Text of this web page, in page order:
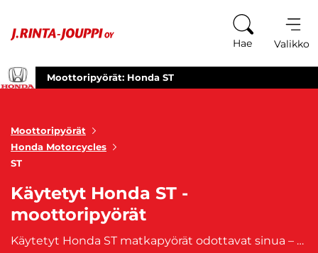
Hae Valikko
Moottoripyörät: Honda ST
Moottoripyörät
Honda Motorcycles
ST
Käytetyt Honda ST -
moottoripyörät
Käytetyt Honda ST matkapyörät odottavat sinua – tehokasta suorituskykyä ja mukavuutta pitkille matkoille. ST-sarja on suunniteltu tarjoamaan moottoripyöräilijöille huippuluokan ominaisuuksia ja luotettavaa matkustusmukavuutta. Käytetyt Honda ST matkapyörämme ovat valmiita viemään sinut pitkille ajomatkoille. Jokainen pyörä yhdistää voiman, mukavuuden ja huippuluokan teknologian ainutlaatuisella tavalla. ST-sarja tarjoaa moottoripyöriä, jotka ovat valmiita kohtaamaan niin kaupungin vilinän kuin avoimet tietkin. Selaa valikoimaamme ja löydä itsellesi sopiva käytetty Honda ST matkapyörä. Omista tehokas ja mukava matkakumppani ja lähde seikkailuun tien päälle Honda ST:n kanssa. Koe voiman ja matkustusmukavuuden täydellinen yhdistelmä jokaisella ajomatkalla..Meiltä löydät käytetyt Honda ST-moottoripyörät, joihin on saatavilla myös edullinen